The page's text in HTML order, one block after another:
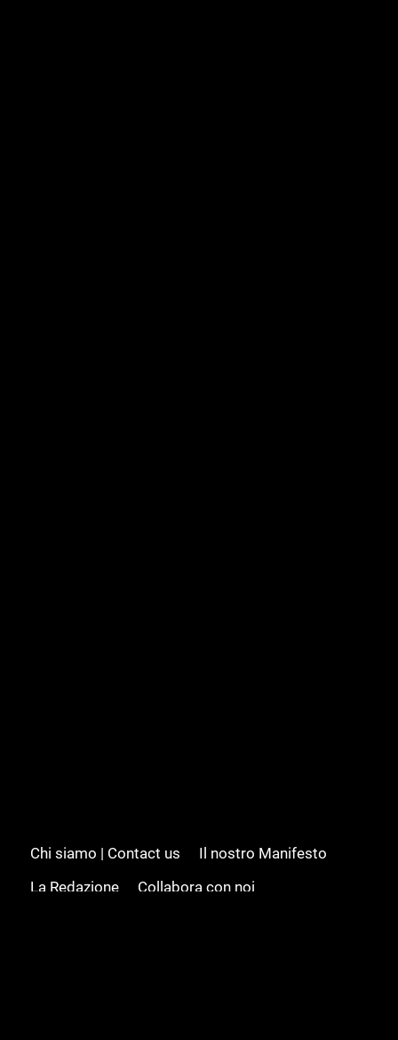
Chi siamo | Contact us
Il nostro Manifesto
La Redazione
Collabora con noi